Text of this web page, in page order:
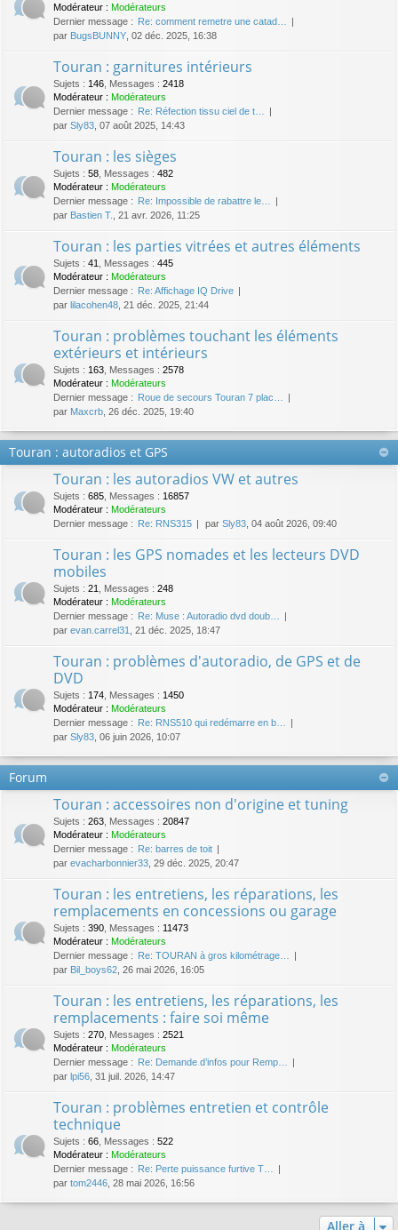
Modérateur : Modérateurs
Dernier message : Re: comment remetre une catad…
par BugsBUNNY , 02 déc. 2025, 16:38
Touran : garnitures intérieurs
Sujets : 146 Messages : 2418
Modérateur : Modérateurs
Dernier message : Re: Réfection tissu ciel de t…
par Sly83 , 07 août 2025, 14:43
Touran : les sièges
Sujets : 58 Messages : 482
Modérateur : Modérateurs
Dernier message : Re: Impossible de rabattre le…
par Bastien T. , 21 avr. 2026, 11:25
Touran : les parties vitrées et autres éléments
Sujets : 41 Messages : 445
Modérateur : Modérateurs
Dernier message : Re: Affichage IQ Drive
par lilacohen48 , 21 déc. 2025, 21:44
Touran : problèmes touchant les éléments
extérieurs et intérieurs
Sujets : 163 Messages : 2578
Modérateur : Modérateurs
Dernier message : Roue de secours Touran 7 plac…
par Maxcrb , 26 déc. 2025, 19:40
Touran : autoradios et GPS
Touran : les autoradios VW et autres
Sujets : 685 Messages : 16857
Modérateur : Modérateurs
Dernier message : Re: RNS315 par Sly83 , 04 août 2026, 09:40
Touran : les GPS nomades et les lecteurs DVD
mobiles
Sujets : 21 Messages : 248
Modérateur : Modérateurs
Dernier message : Re: Muse : Autoradio dvd doub…
par evan.carrel31 , 21 déc. 2025, 18:47
Touran : problèmes d'autoradio, de GPS et de
DVD
Sujets : 174 Messages : 1450
Modérateur : Modérateurs
Dernier message : Re: RNS510 qui redémarre en b…
par Sly83 , 06 juin 2026, 10:07
Forum
Touran : accessoires non d'origine et tuning
Sujets : 263 Messages : 20847
Modérateur : Modérateurs
Dernier message : Re: barres de toit
par evacharbonnier33 , 29 déc. 2025, 20:47
Touran : les entretiens, les réparations, les
remplacements en concessions ou garage
Sujets : 390 Messages : 11473
Modérateur : Modérateurs
Dernier message : Re: TOURAN à gros kilométrage…
par Bil_boys62 , 26 mai 2026, 16:05
Touran : les entretiens, les réparations, les
remplacements : faire soi même
Sujets : 270 Messages : 2521
Modérateur : Modérateurs
Dernier message : Re: Demande d’infos pour Remp…
par lpi56 , 31 juil. 2026, 14:47
Touran : problèmes entretien et contrôle
technique
Sujets : 66 Messages : 522
Modérateur : Modérateurs
Dernier message : Re: Perte puissance furtive T…
par tom2446 , 28 mai 2026, 16:56
Aller à